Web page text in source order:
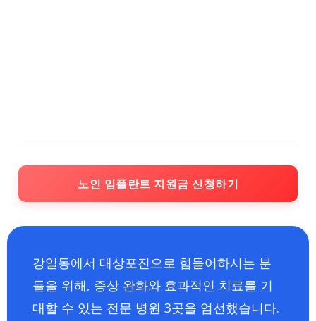
노인 임플란트 지원금 신청하기
강일동에서 대상포진으로 힘들어하시는 분
들을 위해, 증상 완화와 효과적인 치료를 기
대할 수 있는 전문 병원 3곳을 엄선했습니다.